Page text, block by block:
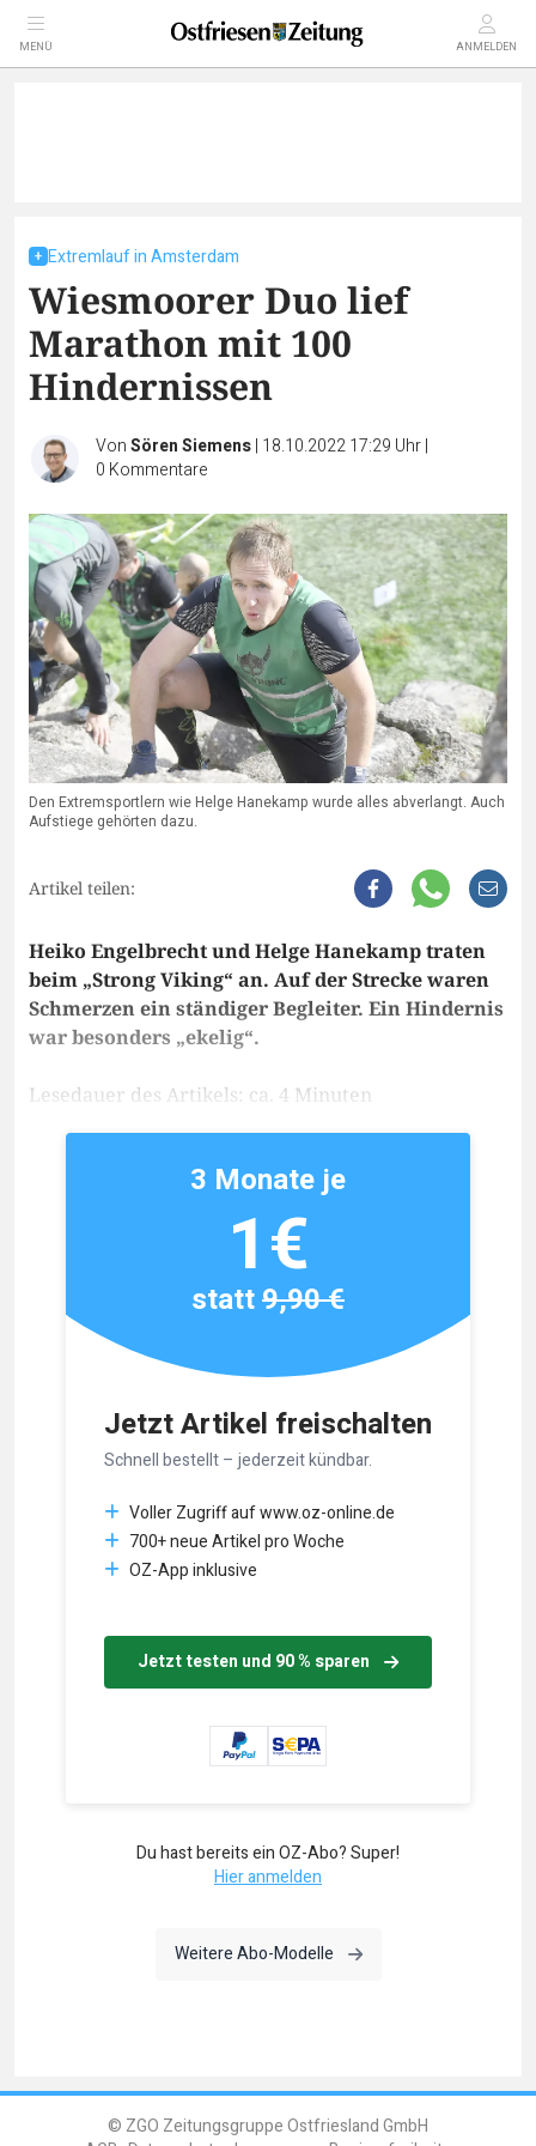
MENÜ ANMELDEN
Extremlauf in Amsterdam
Wiesmoorer Duo lief
Marathon mit 100
Hindernissen
VonSören Siemens| 18.10.2022 17:29 Uhr|
0 Kommentare
Den Extremsportlern wie Helge Hanekamp wurde alles abverlangt. Auch
Aufstiege gehörten dazu.
Artikel teilen:
Heiko Engelbrecht und Helge Hanekamp traten
beim „Strong Viking“ an. Auf der Strecke waren
Schmerzen ein ständiger Begleiter. Ein Hindernis
war besonders „ekelig“.
Lesedauer des Artikels: ca. 4 Minuten
Jetzt Artikel freischalten
Schnell bestellt – jederzeit kündbar.
Voller Zugriff auf www.oz-online.de
700+ neue Artikel pro Woche
OZ-App inklusive
Jetzt testen und 90 % sparen
3 Monate je
1€
statt9,90 €
Du hast bereits ein OZ-Abo? Super!
Hier anmelden
Weitere Abo-Modelle
© ZGO Zeitungsgruppe Ostfriesland GmbH